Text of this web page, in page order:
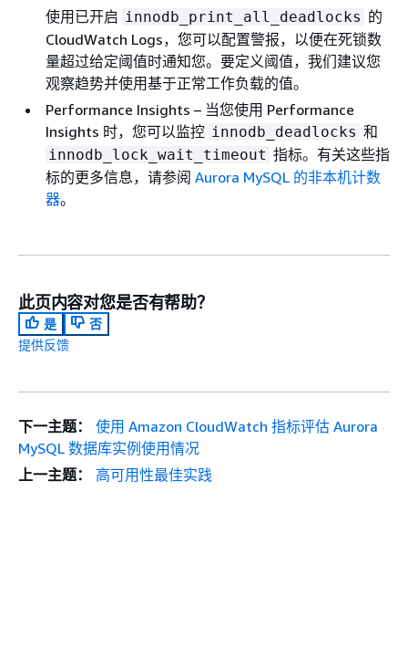
使用已开启 innodb_print_all_deadlocks 的
CloudWatch Logs，您可以配置警报，以便在死锁数
量超过给定阈值时通知您。要定义阈值，我们建议您
观察趋势并使用基于正常工作负载的值。
Performance Insights – 当您使用 Performance
Insights 时，您可以监控 innodb_deadlocks 和
innodb_lock_wait_timeout 指标。有关这些指
标的更多信息，请参阅 Aurora MySQL 的非本机计数
器。
此页内容对您是否有帮助？
是
否
提供反馈
下一主题：
使用 Amazon CloudWatch 指标评估 Aurora
MySQL 数据库实例使用情况
上一主题：
高可用性最佳实践